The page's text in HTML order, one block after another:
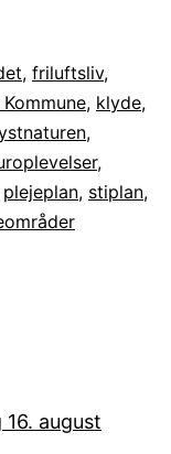
, friluftsliv,
, klyde,
,
,
plejeplan, stiplan,
august